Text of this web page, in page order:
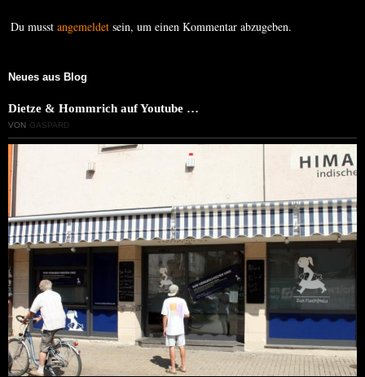
Du musstangemeldet sein, um einen Kommentar abzugeben.
Neues aus Blog
Dietze & Hommrich auf Youtube …
VON GASPARD